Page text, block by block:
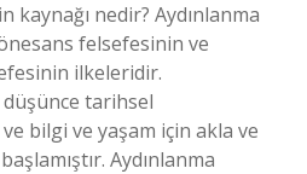
kaynağı nedir? Aydınlanma
felsefesinin ve
ilkeleridir.
tarihsel
bilgi ve yaşam için akla ve
Aydınlanma